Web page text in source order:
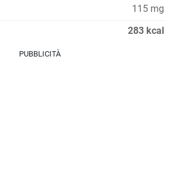
115 mg
283 kcal
PUBBLICITÀ